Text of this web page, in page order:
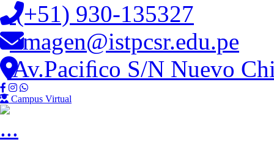
(+51) 930-135327
imagen@istpcsr.edu.pe
Av.Paciﬁco S/N Nuevo
Campus Virtual